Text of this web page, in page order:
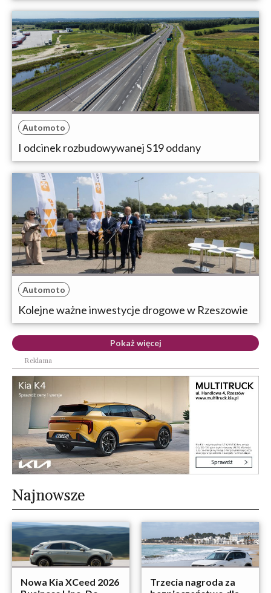
Automoto
I odcinek rozbudowywanej S19 oddany
Automoto
Kolejne ważne inwestycje drogowe w Rzeszowie
Pokaż więcej
Reklama
Najnowsze
Nowa Kia XCeed 2026
Trzecia nagroda za